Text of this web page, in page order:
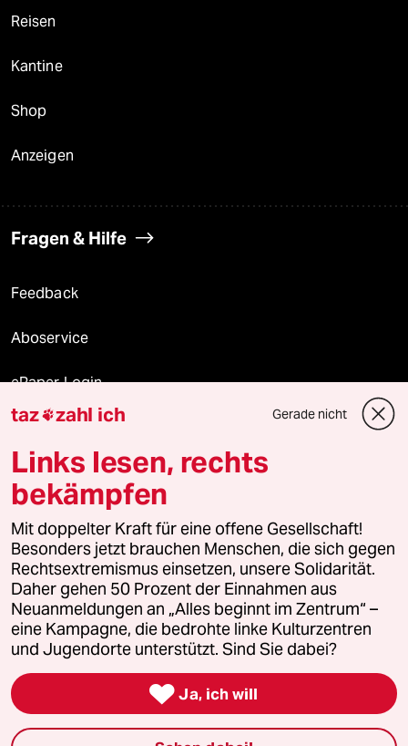
Reisen
Kantine
Shop
Anzeigen
Fragen & Hilfe
Feedback
Aboservice
ePaper Login
Downloads für Abonnierende
© 2026 taz Verlags und Vertriebs GmbH
Alle Rechte vorbehalten. Bei rechtlichen Fragen oder für Genehmigungen
wenden Sie sich bitte an lizenzen@taz.de
Feedback Redaktionsstatut Kommune-Richtlinien
Leitlinie Informant Datenschutz Impressum AGB
Seitenwende Einwilligungen widerrufen (Ads)
taz zahl ich Gerade nicht
Links lesen, rechts
bekämpfen
Mit doppelter Kraft für eine offene Gesellschaft!
Besonders jetzt brauchen Menschen, die sich gegen
Rechtsextremismus einsetzen, unsere Solidarität.
Daher gehen 50 Prozent der Einnahmen aus
Neuanmeldungen an „Alles beginnt im Zentrum“ –
eine Kampagne, die bedrohte linke Kulturzentren
und Jugendorte unterstützt. Sind Sie dabei?
 Ja, ich will